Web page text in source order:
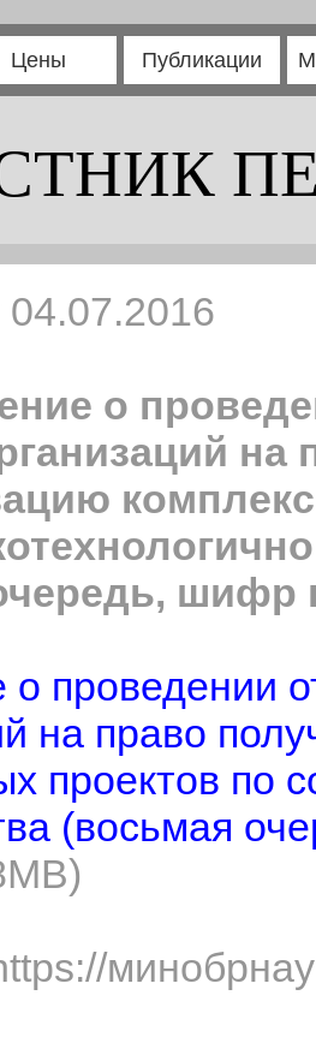
Цены Публикации
04.07.2016
о
на
шифр
проведении
на право
проектов по
(восьмая